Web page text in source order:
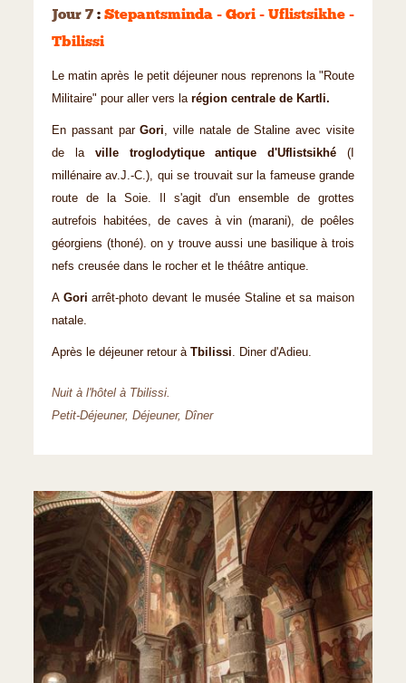
Jour 7 : Stepantsminda - Gori - Uflistsikhe -
Tbilissi
Le matin après le petit déjeuner nous reprenons la "Route
Militaire" pour aller vers larégion centrale de Kartli.
En passant parGori, ville natale de Staline avec visite
de la ville troglodytique antique d'Uflistsikhé (I
millénaire av.J.-C.), qui se trouvait sur la fameuse grande
route de la Soie. Il s'agit d'un ensemble de grottes
autrefois habitées, de caves à vin (marani), de poêles
géorgiens (thoné). on y trouve aussi une basilique à trois
nefs creusée dans le rocher et le théâtre antique.
A Goriarrêt-photo devant le musée Staline et sa maison
natale.
Après le déjeuner retour à Tbilissi. Diner d'Adieu.
Nuit à l'hôtel à Tbilissi.
Petit-Déjeuner, Déjeuner, Dîner